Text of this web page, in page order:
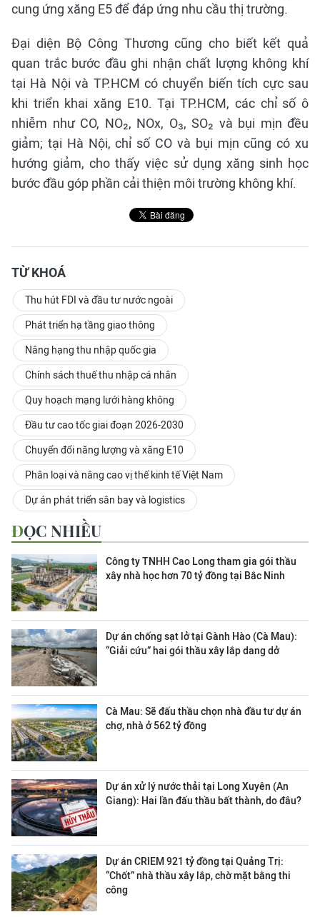
cung ứng xăng E5 để đáp ứng nhu cầu thị trường.
Đại diện Bộ Công Thương cũng cho biết kết quả
quan trắc bước đầu ghi nhận chất lượng không khí
tại Hà Nội và TP.HCM có chuyển biến tích cực sau
khi triển khai xăng E10. Tại TP.HCM, các chỉ số ô
nhiễm như CO, NO₂, NOx, O₃, SO₂ và bụi mịn đều
giảm; tại Hà Nội, chỉ số CO và bụi mịn cũng có xu
hướng giảm, cho thấy việc sử dụng xăng sinh học
bước đầu góp phần cải thiện môi trường không khí.
TỪ KHOÁ
Thu hút FDI và đầu tư nước ngoài
Phát triển hạ tầng giao thông
Nâng hạng thu nhập quốc gia
Chính sách thuế thu nhập cá nhân
Quy hoạch mạng lưới hàng không
Đầu tư cao tốc giai đoạn 2026-2030
Chuyển đổi năng lượng và xăng E10
Phân loại và nâng cao vị thế kinh tế Việt Nam
Dự án phát triển sân bay và logistics
ĐỌC NHIỀU
Công ty TNHH Cao Long tham gia gói thầu
xây nhà học hơn 70 tỷ đồng tại Bắc Ninh
Dự án chống sạt lở tại Gành Hào (Cà Mau):
“Giải cứu” hai gói thầu xây lắp dang dở
Cà Mau: Sẽ đấu thầu chọn nhà đầu tư dự án
chợ, nhà ở 562 tỷ đồng
Dự án xử lý nước thải tại Long Xuyên (An
Giang): Hai lần đấu thầu bất thành, do đâu?
Dự án CRIEM 921 tỷ đồng tại Quảng Trị:
“Chốt” nhà thầu xây lắp, chờ mặt bằng thi
công